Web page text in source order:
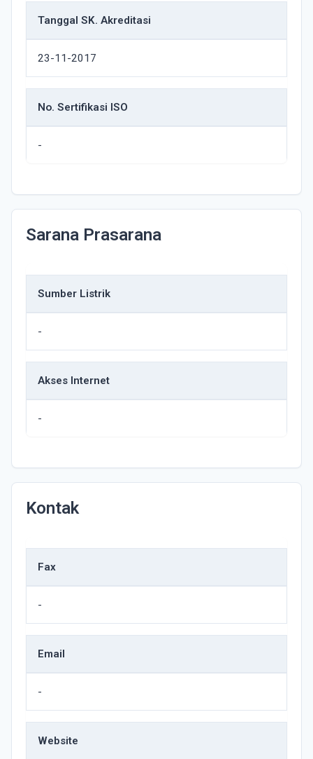
Tanggal SK. Akreditasi
23-11-2017
No. Sertifikasi ISO
-
Sarana Prasarana
Sumber Listrik
-
Akses Internet
-
Kontak
Fax
-
Email
-
Website